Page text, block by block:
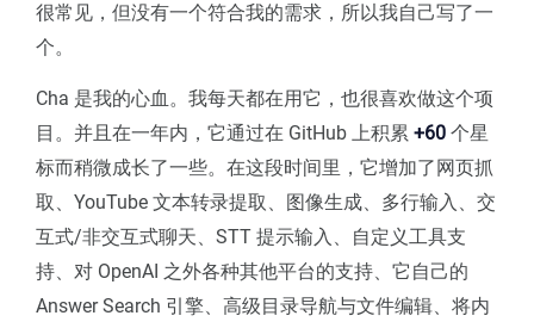
很常见，但没有一个符合我的需求，所以我自己写了一
个。
Cha 是我的心血。我每天都在用它，也很喜欢做这个项
目。并且在一年内，它通过在 GitHub 上积累 +60 个星
标而稍微成长了一些。在这段时间里，它增加了网页抓
取、YouTube 文本转录提取、图像生成、多行输入、交
互式/非交互式聊天、STT 提示输入、自定义工具支
持、对 OpenAI 之外各种其他平台的支持、它自己的
Answer Search 引擎、高级目录导航与文件编辑、将内